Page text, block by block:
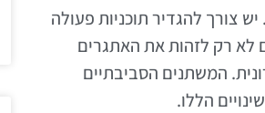
צורך להגדיר תוכניות פעולה
לא רק לזהות את האתגרים
המשתנים הסביבתיים
הללו.